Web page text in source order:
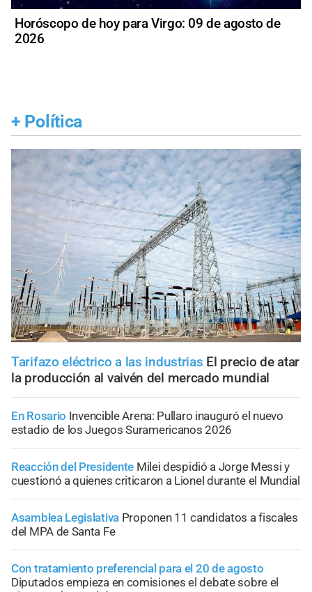
Horóscopo de hoy para Virgo: 09 de agosto de
2026
+ Política
Tarifazo eléctrico a las industrias El precio de atar
la producción al vaivén del mercado mundial
En Rosario Invencible Arena: Pullaro inauguró el nuevo
estadio de los Juegos Suramericanos 2026
Reacción del Presidente Milei despidió a Jorge Messi y
cuestionó a quienes criticaron a Lionel durante el Mundial
Asamblea Legislativa Proponen 11 candidatos a fiscales
del MPA de Santa Fe
Con tratamiento preferencial para el 20 de agosto
Diputados empieza en comisiones el debate sobre el